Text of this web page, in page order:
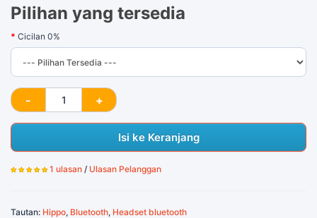
Pilihan yang tersedia
Cicilan 0%
Isi ke Keranjang
1 ulasan / Ulasan Pelanggan
Tautan: Hippo, Bluetooth, Headset bluetooth